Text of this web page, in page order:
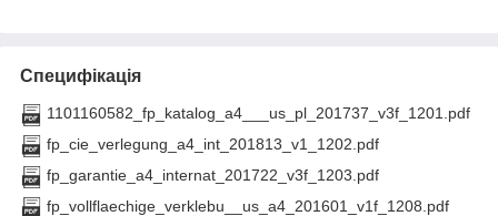
Специфікація
1101160582_fp_katalog_a4___us_pl_201737_v3f_1201.pdf
fp_cie_verlegung_a4_int_201813_v1_1202.pdf
fp_garantie_a4_internat_201722_v3f_1203.pdf
fp_vollflaechige_verklebu__us_a4_201601_v1f_1208.pdf